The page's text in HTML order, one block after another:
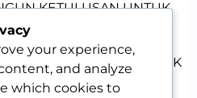
KETULUSAN UNTUK
JADI PRIA OTENTIK UNTUK
your experience,
and analyze
which cookies to